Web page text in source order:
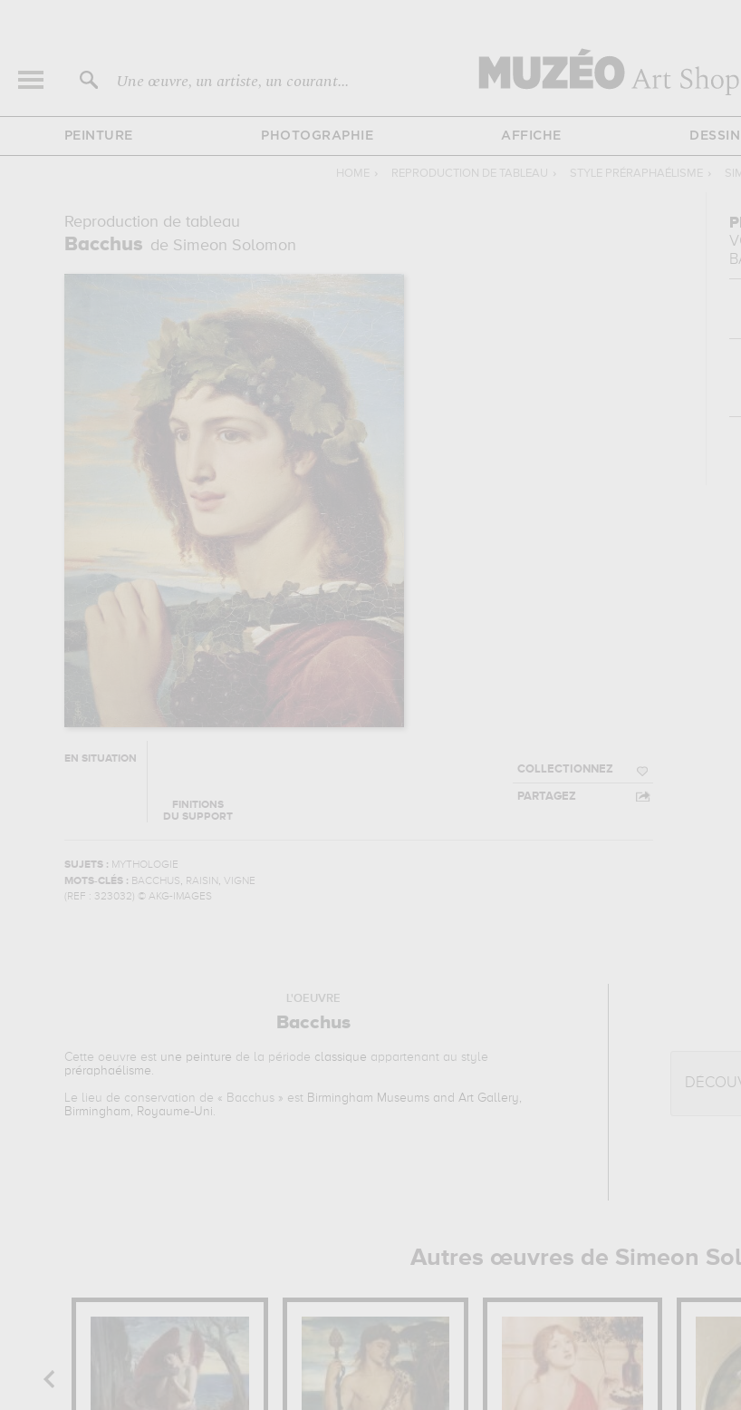
Une œuvre, un artiste, un courant...
PEINTURE PHOTOGRAPHIE AFFICHE DESSIN
HOME › REPRODUCTION DE TABLEAU › STYLE PRÉRAPHAÉLISME ›
Reproduction de tableau
Bacchus de Simeon Solomon
EN SITUATION
FINITIONS
DU SUPPORT
COLLECTIONNEZ
PARTAGEZ
SUJETS : MYTHOLOGIE
MOTS-CLÉS : BACCHUS, RAISIN, VIGNE
(REF : 323032) © AKG-IMAGES
L'OEUVRE
Bacchus
Cette oeuvre est une peinture de la période classique appartenant au style
préraphaélisme.
Le lieu de conservation de « Bacchus » est Birmingham Museums and Art Gallery,
Birmingham, Royaume-Uni.
Autres œuvres de Simeon